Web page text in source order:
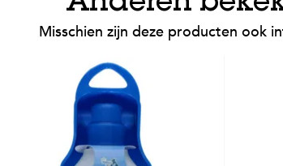
Misschien zijn deze producten ook